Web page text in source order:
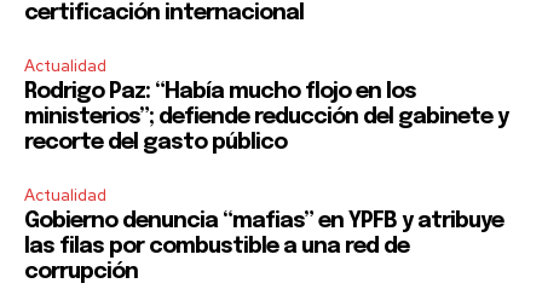
certificación internacional
Actualidad
Rodrigo Paz: “Había mucho flojo en los
ministerios”; defiende reducción del gabinete y
recorte del gasto público
Actualidad
Gobierno denuncia “mafias” en YPFB y atribuye
las filas por combustible a una red de
corrupción